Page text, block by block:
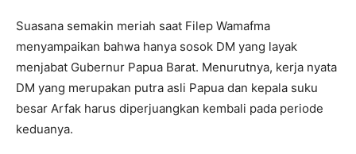
Suasana semakin meriah saat Filep Wamafma
menyampaikan bahwa hanya sosok DM yang layak
menjabat Gubernur Papua Barat. Menurutnya, kerja nyata
DM yang merupakan putra asli Papua dan kepala suku
besar Arfak harus diperjuangkan kembali pada periode
keduanya.